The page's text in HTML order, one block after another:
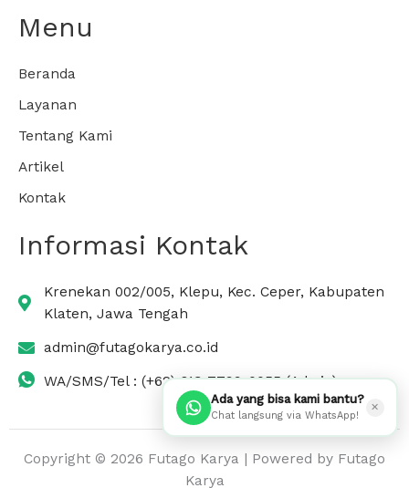
Menu
Beranda
Layanan
Tentang Kami
Artikel
Kontak
Informasi Kontak
Krenekan 002/005, Klepu, Kec. Ceper, Kabupaten
Klaten, Jawa Tengah
admin@futagokarya.co.id
WA/SMS/Tel : (+62) 813-7799-0055 (Admin)
Copyright © 2026 Futago Karya | Powered by Futago
Karya
Ada yang bisa kami bantu?
Chat langsung via WhatsApp!
✕